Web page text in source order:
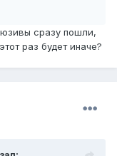
сразу пошли,
раз будет иначе?